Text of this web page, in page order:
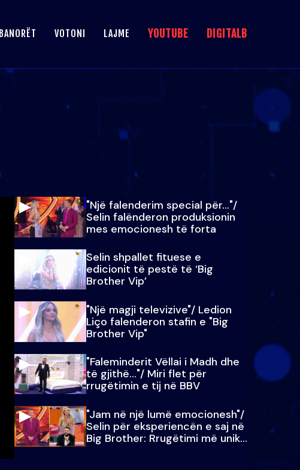
BANORËT VOTONI LAJME YOUTUBE DIGITALB
"Një falenderim special për…"/
Selin falënderon produksionin
mes emocionesh të forta
Selin shpallet fituese e
edicionit të pestë të ‘Big
Brother Vip’
"Një magji televizive"/ Ledion
Liço falenderon stafin e "Big
Brother Vip"
"Faleminderit Vëllai i Madh dhe
të gjithë…"/ Miri flet për
rrugëtimin e tij në BBV
"Jam në një lumë emocionesh"/
Selin për eksperiencën e saj në
Big Brother: Rrugëtimi më unik…